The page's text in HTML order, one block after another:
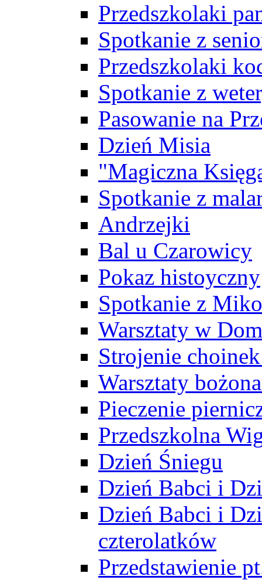
Przedszkolaki
Spotkanie z
Przedszkolaki
Spotkanie z
Pasowanie na
Dzień Misia
"Magiczna
Spotkanie z
Andrzejki
Bal u Czarowicy
Pokaz histoyczny
Spotkanie z
Warsztaty w
Strojenie
Warsztaty
Pieczenie
Przedszkolna
Dzień Śniegu
Dzień Babci i
Dzień Babci i
czterolatków
Przedstawienie